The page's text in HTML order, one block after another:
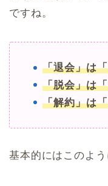
ですね。
「退会」は
「脱会」は
「解約」は
基本的にはこのよう